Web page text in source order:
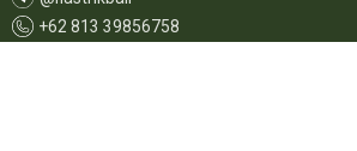
+62 813 39856758